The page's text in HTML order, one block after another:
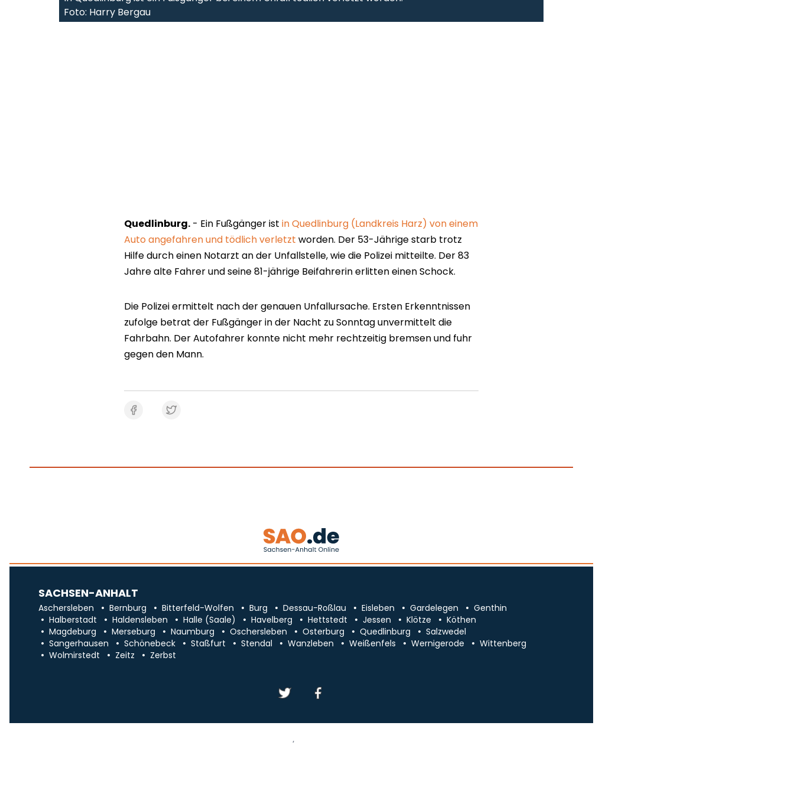
Foto: Harry Bergau
Quedlinburg. - Ein Fußgänger ist in Quedlinburg (Landkreis Harz) von einem
Auto angefahren und tödlich verletzt worden. Der 53-Jährige starb trotz
Hilfe durch einen Notarzt an der Unfallstelle, wie die Polizei mitteilte. Der 83
Jahre alte Fahrer und seine 81-jährige Beifahrerin erlitten einen Schock.
Die Polizei ermittelt nach der genauen Unfallursache. Ersten Erkenntnissen
zufolge betrat der Fußgänger in der Nacht zu Sonntag unvermittelt die
Fahrbahn. Der Autofahrer konnte nicht mehr rechtzeitig bremsen und fuhr
gegen den Mann.
SACHSEN-ANHALT
Aschersleben Bernburg Bitterfeld-Wolfen Burg Dessau-Roßlau Eisleben Gardelegen
Genthin
Halberstadt
Haldensleben Halle (Saale) Havelberg Hettstedt Jessen Klötze
Köthen
Magdeburg
Merseburg Naumburg Oschersleben Osterburg Quedlinburg
Salzwedel
Sangerhausen
Schönebeck Staßfurt Stendal Wanzleben Weißenfels Wernigerode
Wittenberg
Wolmirstedt
Zeitz Zerbst
Impressum/Kontakt